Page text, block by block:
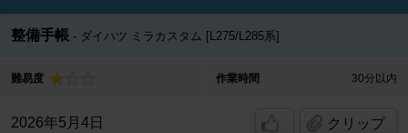
整備手帳 ダイハツ ミラカスタム [L275/L285系]
難易度 作業時間 30分以内
2026年5月4日 クリップ